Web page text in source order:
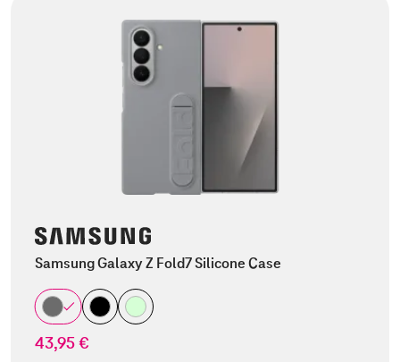
Samsung Galaxy Z Fold7 Silicone Case
43,95 €